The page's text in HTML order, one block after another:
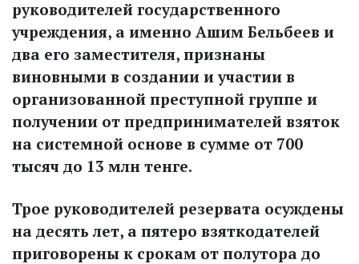
руководителей государственного
учреждения, а именно Ашим Бельбеев и
два его заместителя, признаны
виновными в создании и участии в
организованной преступной группе и
получении от предпринимателей взяток
на системной основе в сумме от 700
тысяч до 13 млн тенге.
Трое руководителей резервата осуждены
на десять лет, а пятеро взяткодателей
приговорены к срокам от полутора до